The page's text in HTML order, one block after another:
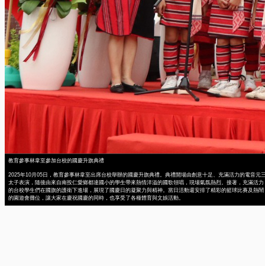
教育參事林韋至參加台校的國慶升旗典禮
2025年10月05日，教育參事林韋至出席台校舉辦的國慶升旗典禮。典禮開場由創意十足、充滿活力的電音元
太子表演，隨後由來自南投仁愛鄉都達國小的學生帶來熱情洋溢的國歌領唱，現場氣氛熱烈。接著，充滿活力
的台校學生們在國旗的護衛下進場，展現了國慶日的凝聚力與精神。當日活動還安排了精彩的籃球比賽及熱鬧
的園遊會攤位，讓大家在慶祝國慶的同時，也享受了各種體育與文娛活動。